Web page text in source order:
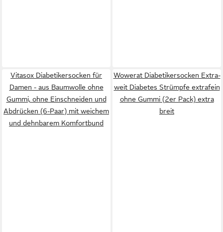
Vitasox Diabetikersocken für
Damen - aus Baumwolle ohne
Gummi, ohne Einschneiden und
Abdrücken (6-Paar) mit weichem
und dehnbarem Komfortbund
Wowerat Diabetikersocken Extra-
weit Diabetes Strümpfe extrafein
ohne Gummi (2er Pack) extra
breit